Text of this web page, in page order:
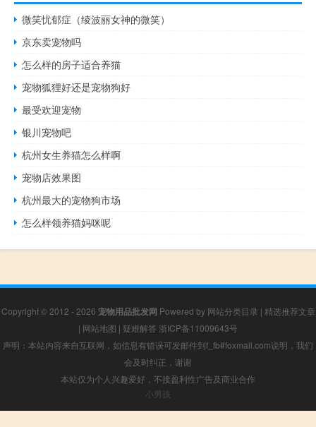
微笑忧郁症（绫波丽女神的微笑）
京东卖宠物吗
怎么样的房子适合养猫
宠物狐狸好还是宠物狗好
最受欢迎宠物
银川宠物吧
杭州女生养猫怎么样啊
宠物店效果图
杭州最大的宠物狗市场
怎么样领养猫妈咪呢
Copyright © 2012 - 2026 宠物用品批发网 Powered by 网站分类目录 | 精选推荐文章
| 网站地图 | 疑难解答 浙ICP备11009643号
声明：本站内容来自互联网，如信息有错误可发邮件到f_fb#foxmail.com说明，我们
会及时纠正，谢谢
本站仅为个人兴趣爱好，不接盈利性广告及商业合作
小男孩